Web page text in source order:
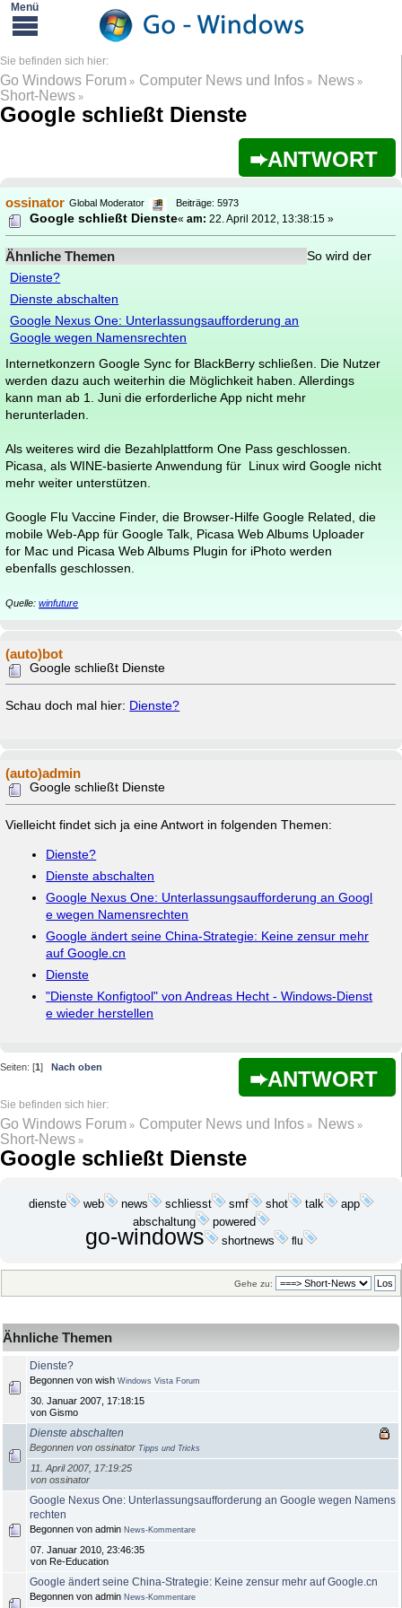
Go Windows Forum » Computer News und Infos » News»
Short-News »
Google schließt Dienste
ANTWORT
ossinator Global Moderator Beiträge: 5973
Google schließt Dienste«am: 22. April 2012, 13:38:15 »
Ähnliche Themen
Dienste?
Dienste abschalten
Google Nexus One: Unterlassungsaufforderung an
Google wegen Namensrechten
So wird der
Internetkonzern Google Sync for BlackBerry schließen. Die Nutzer
werden dazu auch weiterhin die Möglichkeit haben. Allerdings
kann man ab 1. Juni die erforderliche App nicht mehr
herunterladen.
Als weiteres wird die Bezahlplattform One Pass geschlossen.
Picasa, als WINE-basierte Anwendung für Linux wird Google nicht
mehr weiter unterstützen.
Google Flu Vaccine Finder, die Browser-Hilfe Google Related, die
mobile Web-App für Google Talk, Picasa Web Albums Uploader
for Mac und Picasa Web Albums Plugin for iPhoto werden
ebenfalls geschlossen.
Quelle:winfuture
(auto)bot
Google schließt Dienste
Schau doch mal hier: Dienste?
(auto)admin
Google schließt Dienste
Vielleicht findet sich ja eine Antwort in folgenden Themen:
Dienste?
Dienste abschalten
Google Nexus One: Unterlassungsaufforderung an Googl
e wegen Namensrechten
Google ändert seine China-Strategie: Keine zensur mehr
auf Google.cn
Dienste
"Dienste Konfigtool" von Andreas Hecht - Windows-Dienst
e wieder herstellen
ANTWORT
Seiten: [1] Nach oben
Go Windows Forum » Computer News und Infos » News»
Short-News »
Google schließt Dienste
dienste web news schliesst smf shot talk
app
abschaltung
powered
go-windows shortnews flu
Gehe zu:
Ähnliche Themen
Dienste?
Begonnen von wish Windows Vista Forum
30. Januar 2007, 17:18:15
von Gismo
Dienste abschalten
Begonnen von ossinator Tipps und Tricks
11. April 2007, 17:19:25
von ossinator
Google Nexus One: Unterlassungsaufforderung an Google wegen Namens
rechten
Begonnen von admin News-Kommentare
07. Januar 2010, 23:46:35
von Re-Education
Google ändert seine China-Strategie: Keine zensur mehr auf Google.cn
Begonnen von admin News-Kommentare